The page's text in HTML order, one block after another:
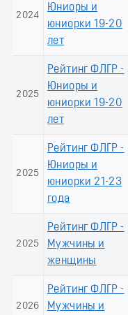
2024
Юниоры и
юниорки 19-20
лет
2025
Рейтинг ФЛГР -
Юниоры и
юниорки 19-20
лет
2025
Рейтинг ФЛГР -
Юниоры и
юниорки 21-23
года
2025
Рейтинг ФЛГР -
Мужчины и
женщины
2026
Рейтинг ФЛГР -
Мужчины и